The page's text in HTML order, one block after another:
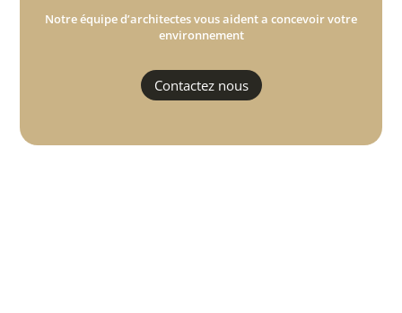
Notre équipe d’architectes vous aident a concevoir votre
environnement
Contactez nous